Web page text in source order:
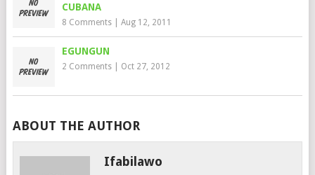
CUBANA
8 Comments| Aug 12, 2011
EGUNGUN
2 Comments| Oct 27, 2012
ABOUT THE AUTHOR
Ifabilawo